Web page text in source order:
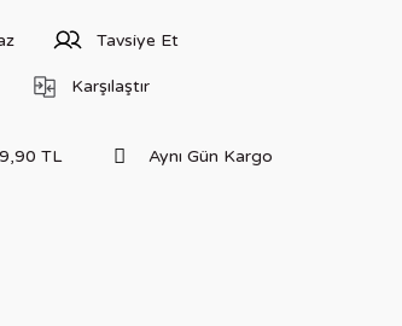
Tavsiye Et
Karşılaştır
TL Aynı Gün Kargo